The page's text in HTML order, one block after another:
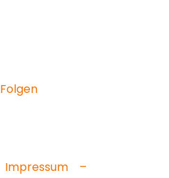
Folgen
Impressum –